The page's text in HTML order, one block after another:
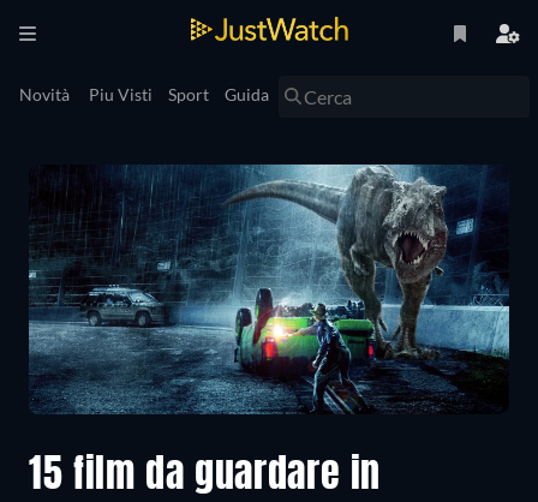
Novità Piu Visti Sport Guida
15 film da guardare in